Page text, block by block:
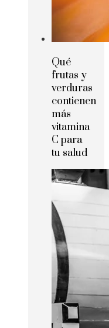
Qué
frutas y
verduras
contienen
más
vitamina
C para
tu salud